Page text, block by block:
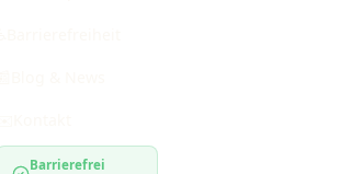
Barrierefrei